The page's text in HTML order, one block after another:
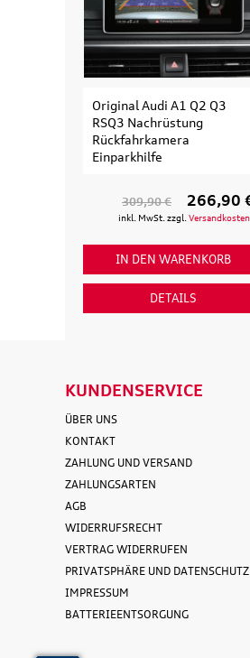
Original Audi A1 Q2 Q3
RSQ3 Nachrüstung
Rückfahrkamera
Einparkhilfe
309,90 € 266,90 €
inkl. MwSt. zzgl. Versandkosten
IN DEN WARENKORB
DETAILS
KUNDENSERVICE
ÜBER UNS
KONTAKT
ZAHLUNG UND VERSAND
ZAHLUNGSARTEN
AGB
WIDERRUFSRECHT
VERTRAG WIDERRUFEN
PRIVATSPHÄRE UND DATENSCHUTZ
IMPRESSUM
BATTERIEENTSORGUNG